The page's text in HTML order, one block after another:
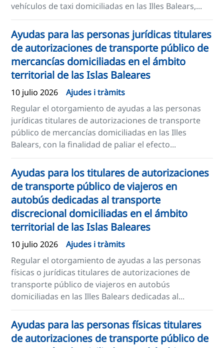
vehículos de taxi domiciliadas en las Illes Balears,...
Ayudas para las personas jurídicas titulares
de autorizaciones de transporte público de
mercancías domiciliadas en el ámbito
territorial de las Islas Baleares
10 julio 2026
Ajudes i tràmits
Regular el otorgamiento de ayudas a las personas
jurídicas titulares de autorizaciones de transporte
público de mercancías domiciliadas en las Illes
Balears, con la finalidad de paliar el efecto...
Ayudas para los titulares de autorizaciones
de transporte público de viajeros en
autobús dedicadas al transporte
discrecional domiciliadas en el ámbito
territorial de las Islas Baleares
10 julio 2026
Ajudes i tràmits
Regular el otorgamiento de ayudas a las personas
físicas o jurídicas titulares de autorizaciones de
transporte público de viajeros en autobús
domiciliadas en las Illes Balears dedicadas al...
Ayudas para las personas físicas titulares
de autorizaciones de transporte público de